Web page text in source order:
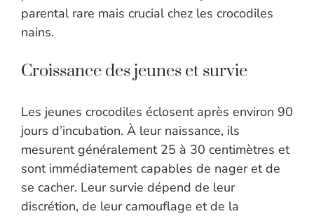
parental rare mais crucial chez les crocodiles
nains.
Croissance des jeunes et survie
Les jeunes crocodiles éclosent après environ 90
jours d’incubation. À leur naissance, ils
mesurent généralement 25 à 30 centimètres et
sont immédiatement capables de nager et de
se cacher. Leur survie dépend de leur
discrétion, de leur camouflage et de la